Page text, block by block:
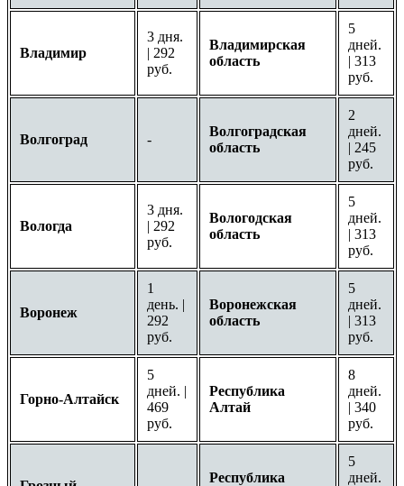
Владимир
3 дня.
| 292
руб.
Владимирская
область
5
дней.
| 313
руб.
Волгоград -
Волгоградская
область
2
дней.
| 245
руб.
Вологда
3 дня.
| 292
руб.
Вологодская
область
5
дней.
| 313
руб.
Воронеж
1
день. |
292
руб.
Воронежская
область
5
дней.
| 313
руб.
Горно-Алтайск
5
дней. |
469
руб.
Республика
Алтай
8
дней.
| 340
руб.
Республика
5
дней.